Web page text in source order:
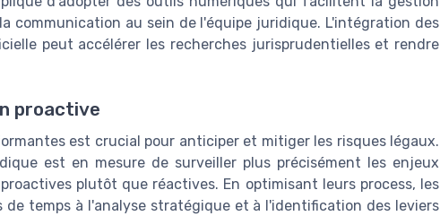
communication au sein de l'équipe juridique. L'intégration des
peut accélérer les recherches jurisprudentielles et rendre
proactive
est crucial pour anticiper et mitiger les risques légaux.
est en mesure de surveiller plus précisément les enjeux
plutôt que réactives. En optimisant leurs process, les
temps à l'analyse stratégique et à l'identification des leviers